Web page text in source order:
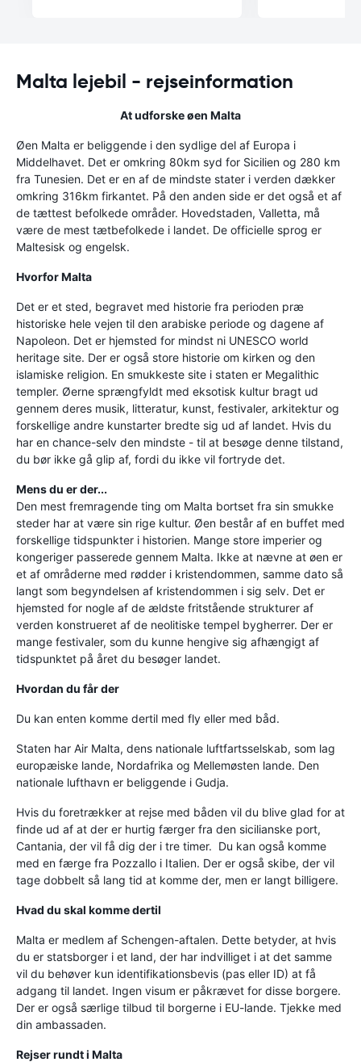
Malta lejebil - rejseinformation
At udforske øen Malta
Øen Malta er beliggende i den sydlige del af Europa i
Middelhavet. Det er omkring 80km syd for Sicilien og 280 km
fra Tunesien. Det er en af de mindste stater i verden dækker
omkring 316km firkantet. På den anden side er det også et af
de tættest befolkede områder. Hovedstaden, Valletta, må
være de mest tætbefolkede i landet. De officielle sprog er
Maltesisk og engelsk.
Hvorfor Malta
Det er et sted, begravet med historie fra perioden præ
historiske hele vejen til den arabiske periode og dagene af
Napoleon. Det er hjemsted for mindst ni UNESCO world
heritage site. Der er også store historie om kirken og den
islamiske religion. En smukkeste site i staten er Megalithic
templer. Øerne sprængfyldt med eksotisk kultur bragt ud
gennem deres musik, litteratur, kunst, festivaler, arkitektur og
forskellige andre kunstarter bredte sig ud af landet. Hvis du
har en chance-selv den mindste - til at besøge denne tilstand,
du bør ikke gå glip af, fordi du ikke vil fortryde det.
Mens du er der...
Den mest fremragende ting om Malta bortset fra sin smukke
steder har at være sin rige kultur. Øen består af en buffet med
forskellige tidspunkter i historien. Mange store imperier og
kongeriger passerede gennem Malta. Ikke at nævne at øen er
et af områderne med rødder i kristendommen, samme dato så
langt som begyndelsen af kristendommen i sig selv. Det er
hjemsted for nogle af de ældste fritstående strukturer af
verden konstrueret af de neolitiske tempel bygherrer. Der er
mange festivaler, som du kunne hengive sig afhængigt af
tidspunktet på året du besøger landet.
Hvordan du får der
Du kan enten komme dertil med fly eller med båd.
Staten har Air Malta, dens nationale luftfartsselskab, som lag
europæiske lande, Nordafrika og Mellemøsten lande. Den
nationale lufthavn er beliggende i Gudja.
Hvis du foretrækker at rejse med båden vil du blive glad for at
finde ud af at der er hurtig færger fra den sicilianske port,
Cantania, der vil få dig der i tre timer. Du kan også komme
med en færge fra Pozzallo i Italien. Der er også skibe, der vil
tage dobbelt så lang tid at komme der, men er langt billigere.
Hvad du skal komme dertil
Malta er medlem af Schengen-aftalen. Dette betyder, at hvis
du er statsborger i et land, der har indvilliget i at det samme
vil du behøver kun identifikationsbevis (pas eller ID) at få
adgang til landet. Ingen visum er påkrævet for disse borgere.
Der er også særlige tilbud til borgerne i EU-lande. Tjekke med
din ambassaden.
Rejser rundt i Malta